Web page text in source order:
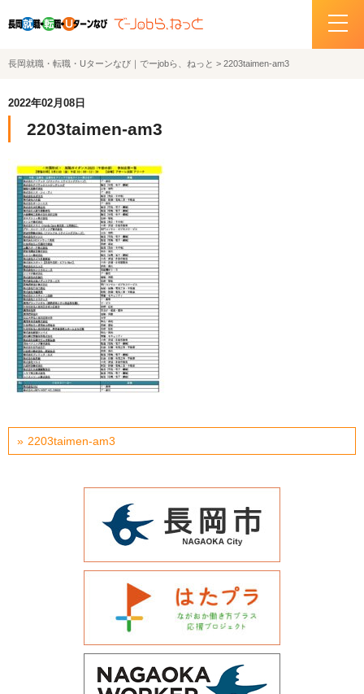
ホーム
企業・求人情報
サポートデスクの紹介
お問い合わせ
関連機関リンク
サイトポリシー
プライバシーポリシー
運営会社について
長岡就職・転職・Uターンなび｜でーjobら、ねっと > 2203taimen-am3
2022年02月08日
2203taimen-am3
2203taimen-am3